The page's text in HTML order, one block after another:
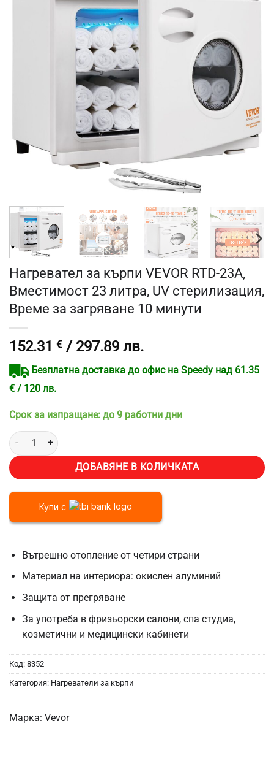
Нагревател за кърпи VEVOR RTD-23A,
Вместимост 23 литра, UV стерилизация,
Време за загряване 10 минути
152.31 € / 297.89 лв.
Безплатна доставка до офис на Speedy над 61.35
€ / 120 лв.
Срок за изпращане: до 9 работни дни
количество за Нагревател за кърпи VEVOR RTD-23A,
ДОБАВЯНЕ В КОЛИЧКАТА
Купи с
Вътрешно отопление от четири страни
Материал на интериора: окислен алуминий
Защита от прегряване
За употреба в фризьорски салони, спа студиа,
козметични и медицински кабинети
Код: 8352
Категория: Нагреватели за кърпи
Марка: Vevor